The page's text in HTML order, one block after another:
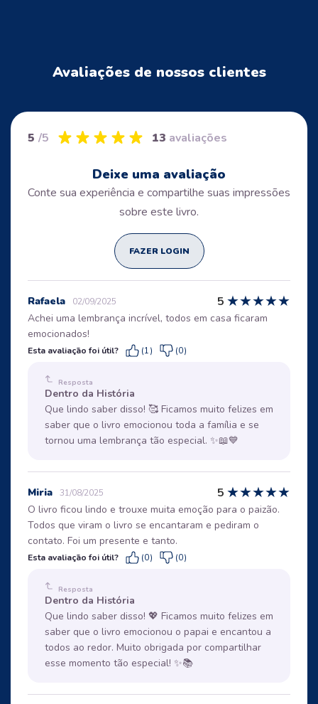
Avaliações de nossos clientes
5 /5 13 avaliações
Deixe uma avaliação
Conte sua experiência e compartilhe suas impressões
sobre este livro.
FAZER LOGIN
Rafaela 02/09/2025 5 ★★★★★
Achei uma lembrança incrível, todos em casa ficaram
emocionados!
Esta avaliação foi útil? (1) (0)
Resposta
Dentro da História
Que lindo saber disso! 🥰 Ficamos muito felizes em
saber que o livro emocionou toda a família e se
tornou uma lembrança tão especial. ✨📖💙
Miria 31/08/2025 5 ★★★★★
O livro ficou lindo e trouxe muita emoção para o paizão.
Todos que viram o livro se encantaram e pediram o
contato. Foi um presente e tanto.
Esta avaliação foi útil? (0) (0)
Resposta
Dentro da História
Que lindo saber disso! 💖 Ficamos muito felizes em
saber que o livro emocionou o papai e encantou a
todos ao redor. Muito obrigada por compartilhar
esse momento tão especial! ✨📚